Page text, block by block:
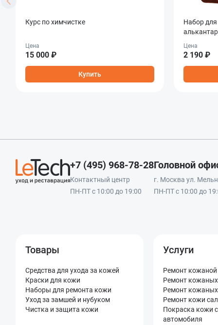
Курс по химчистке
Цена
15 000 ₽
Купить
Набор
Цена
2 190 ₽
+7 (495) 968-78-28
Контактный центр
ПН-ПТ с 10:00 до 19:00
Головной
г. Москва ул.
ПН-ПТ с 10:00 до
Товары
Средства для ухода за кожей
Краски для кожи
Наборы для ремонта кожи
Уход за замшей и нубуком
Чистка и защита кожи
Услуги
Ремонт кожаной
Ремонт кожаных
Ремонт кожаных
Ремонт кожи
Покраска кожи
автомобиля